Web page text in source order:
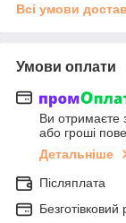
Всі умови
Умови оплати
Ви отримаєте
або гроші
Детальніше
Післяплата